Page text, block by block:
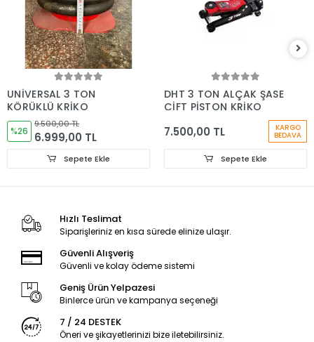
UNİVERSAL 3 TON
KÖRÜKLÜ KRİKO
%26
9.500,00 TL
6.999,00 TL
Sepete Ekle
DHT 3 TON ALÇAK ŞASE
ÇİFT PİSTON KRİKO
7.500,00 TL KARGO
BEDAVA
Sepete Ekle
Hızlı Teslimat
Siparişleriniz en kısa sürede elinize ulaşır.
Güvenli Alışveriş
Güvenli ve kolay ödeme sistemi
Geniş Ürün Yelpazesi
Binlerce ürün ve kampanya seçeneği
7 / 24 DESTEK
Öneri ve şikayetlerinizi bize iletebilirsiniz.